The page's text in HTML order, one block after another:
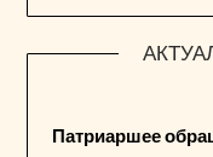
Патриаршее